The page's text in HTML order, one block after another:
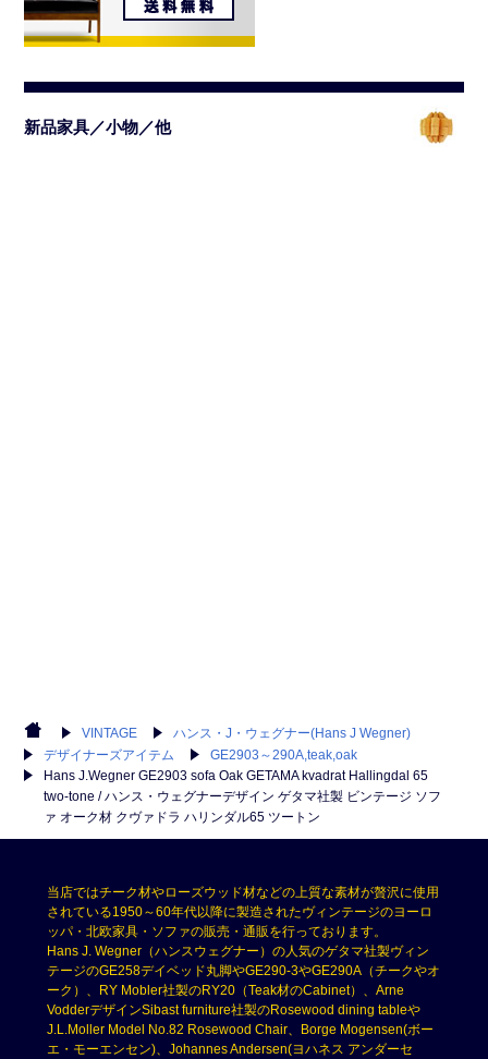
新品家具／小物／他
VINTAGE
ハンス・J・ウェグナー(Hans J Wegner)
デザイナーズアイテム
GE2903～290A,teak,oak
Hans J.Wegner GE2903 sofa Oak GETAMA kvadrat Hallingdal 65
two‐tone / ハンス・ウェグナーデザイン ゲタマ社製 ビンテージ ソフ
ァ オーク材 クヴァドラ ハリンダル65 ツートン
当店ではチーク材やローズウッド材などの上質な素材が贅沢に使用
されている1950～60年代以降に製造されたヴィンテージのヨーロ
ッパ・北欧家具・ソファの販売・通販を行っております。
Hans J. Wegner（ハンスウェグナー）の人気のゲタマ社製ヴィン
テージのGE258デイベッド丸脚やGE290-3やGE290A（チークやオ
ーク）、RY Mobler社製のRY20（Teak材のCabinet）、Arne
VodderデザインSibast furniture社製のRosewood dining tableや
J.L.Moller Model No.82 Rosewood Chair、Borge Mogensen(ボー
エ・モーエンセン)、Johannes Andersen(ヨハネス アンダーセ